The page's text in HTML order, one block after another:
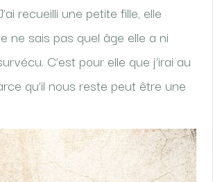
recueilli une petite fille, elle
ne sais pas quel âge elle a ni
C’est pour elle que j’irai au
qu’il nous reste peut être une